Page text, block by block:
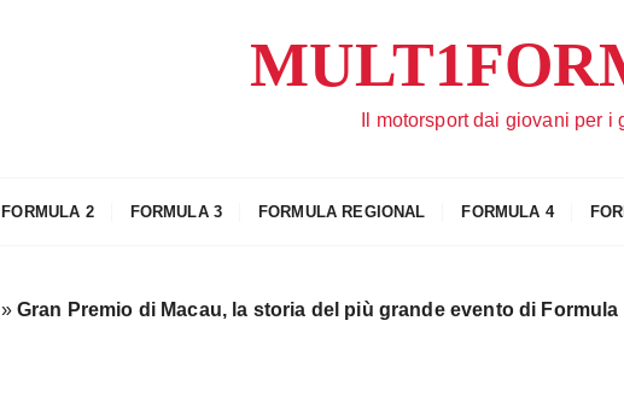
Il motorsport dai giovani per i
FORMULA 2 FORMULA 3 FORMULA REGIONAL FORMULA 4
» Gran Premio di Macau, la storia del più grande evento di Formula